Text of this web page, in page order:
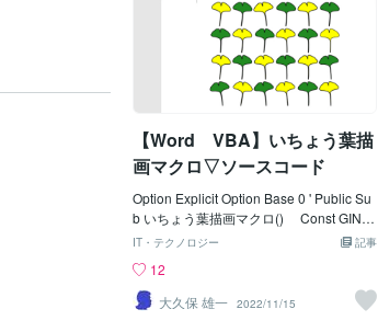
--------------------------------- Dim Ip As Inte
ger, Jp As Integer Dim intEpt(1) As Inte
ger Dim intMpt(1) As Integer Dim lng
Col As Long ' lngCol = RGB(0, 0, 13
9) '←線色 '*横線###########
################## intEpt(0) = BIF
ULEFT intEpt(1) = BIFULEFT + BIFUV
SPC * BIFUC
【Word VBA】いちょう葉描
画マクロ▽ソースコード
Option Explicit Option Base 0 ' Public Su
b いちょう葉描画マクロ() Const GINK
LEFT = 100 '描画開始位置Ｘ C
Ｙ ' Const GINKBZMG = 0.25
'ベジェ曲線描画倍率 ' Const GIN
KBWID = 152.9 * GINKBZMG '描画幅
記事
IT・テクノロジー
12
大久保 雄一 2022/11/15